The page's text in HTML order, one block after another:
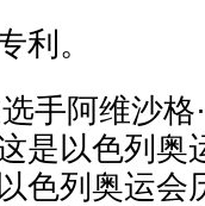
利。
手阿维沙格
是以色列奥
色列奥运会